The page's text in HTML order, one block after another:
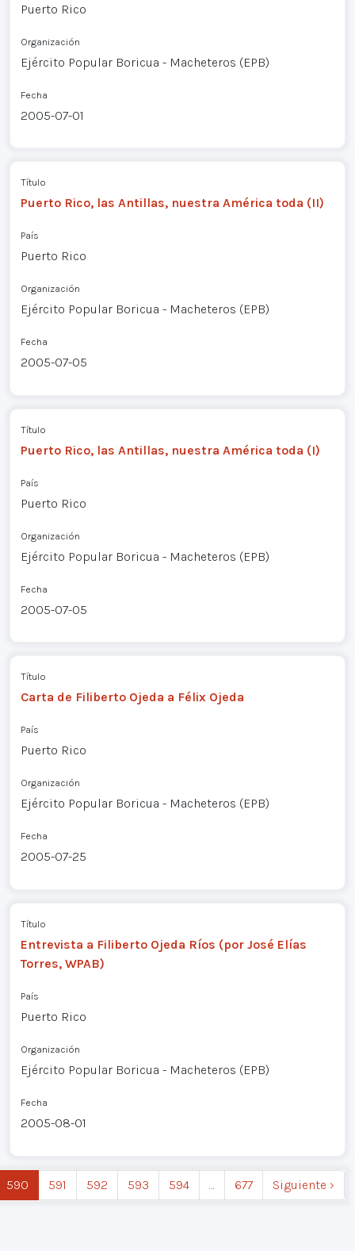
Puerto Rico
Organización
Ejército Popular Boricua - Macheteros (EPB)
Fecha
2005-07-01
Título
Puerto Rico, las Antillas, nuestra América toda (II)
País
Puerto Rico
Organización
Ejército Popular Boricua - Macheteros (EPB)
Fecha
2005-07-05
Título
Puerto Rico, las Antillas, nuestra América toda (I)
País
Puerto Rico
Organización
Ejército Popular Boricua - Macheteros (EPB)
Fecha
2005-07-05
Título
Carta de Filiberto Ojeda a Félix Ojeda
País
Puerto Rico
Organización
Ejército Popular Boricua - Macheteros (EPB)
Fecha
2005-07-25
Título
Entrevista a Filiberto Ojeda Ríos (por José Elías
Torres, WPAB)
País
Puerto Rico
Organización
Ejército Popular Boricua - Macheteros (EPB)
Fecha
2005-08-01
590 591 592 593 594 677 Siguiente ›